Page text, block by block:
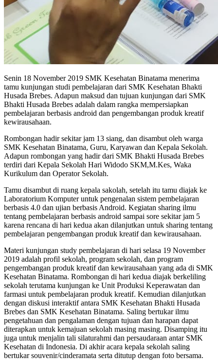
Senin 18 November 2019 SMK Kesehatan Binatama menerima
tamu kunjungan studi pembelajaran dari SMK Kesehatan Bhakti
Husada Brebes. Adapun maksud dan tujuan kunjungan dari SMK
Bhakti Husada Brebes adalah dalam rangka mempersiapkan
pembelajaran berbasis android dan pengembangan produk kreatif
kewirausahaan.
Rombongan hadir sekitar jam 13 siang, dan disambut oleh warga
SMK Kesehatan Binatama, Guru, Karyawan dan Kepala Sekolah.
Adapun rombongan yang hadir dari SMK Bhakti Husada Brebes
terdiri dari Kepala Sekolah Hari Widodo SKM,M.Kes, Waka
Kurikulum dan Operator Sekolah.
Tamu disambut di ruang kepala sakolah, setelah itu tamu diajak ke
Laboratorium Komputer untuk pengenalan sistem pembelajaran
berbasis 4.0 dan ujian berbasis Android. Kegiatan sharing ilmu
tentang pembelajaran berbasis android sampai sore sekitar jam 5
karena rencana di hari kedua akan dilanjutkan untuk sharing tentang
pembelajaran pengembangan produk kreatif dan kewirausahaan.
Materi kunjungan study pembelajaran di hari selasa 19 November
2019 adalah profil sekolah, program sekolah, dan program
pengembangan produk kreatif dan kewirausahaan yang ada di SMK
Kesehatan Binatama. Rombongan di hari kedua diajak berkeliling
sekolah terutama kunjungan ke Unit Produksi Keperawatan dan
farmasi untuk pembelajaran produk kreatif. Kemudian dilanjutkan
dengan diskusi interaktif antara SMK Kesehatan Bhakti Husada
Brebes dan SMK Kesehatan Binatama. Saling bertukar ilmu
pengetahuan dan pengalaman dengan tujuan dan harapan dapat
diterapkan untuk kemajuan sekolah masing masing. Disamping itu
juga untuk menjalin tali silaturahmi dan persaudaraan antar SMK
Kesehatan di Indonesia. Di akhir acara kepala sekolah saling
bertukar souvenir/cinderamata serta ditutup dengan foto bersama.